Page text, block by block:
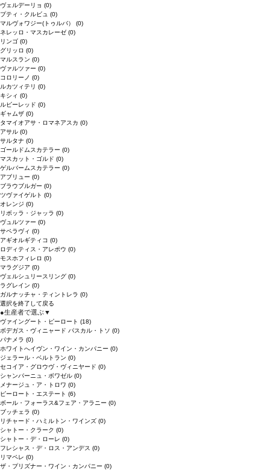
ヴェルデーリョ (0)
プティ・クルビュ (0)
マルヴォワジー(トゥルバ） (0)
ネレッロ・マスカレーゼ (0)
リンゴ (0)
グリッロ (0)
マルスラン (0)
ヴァルツァー (0)
コロリーノ (0)
ルカツィテリ (0)
キシィ (0)
ルビーレッド (0)
ギャムザ (0)
タマイオアサ・ロマネアスカ (0)
アサル (0)
サルタナ (0)
ゴールドムスカテラー (0)
マスカット・ゴルド (0)
ゲルバームスカテラー (0)
アブリュー (0)
ブラウブルガー (0)
ツヴァイゲルト (0)
オレンジ (0)
リボッラ・ジャッラ (0)
ヴュルツァー (0)
サペラヴィ (0)
アギオルギティコ (0)
ロディティス・アレポウ (0)
モスホフィレロ (0)
マラグジア (0)
ヴェルシュリースリング (0)
ラグレイン (0)
ガルナッチャ・ティントレラ (0)
選択を終了して戻る
●生産者で選ぶ▼
ヴァイングート・ピーロート (18)
ボデガス・ヴィニャード パスカル・トソ (0)
パナメラ (0)
ホワイトへイヴン・ワイン・カンパニー (0)
ジェラール・ベルトラン (0)
セコイア・グロウヴ・ヴィニヤード (0)
シャンパーニュ・ボワゼル (0)
メナージュ・ア・トロワ (0)
ピーロート・エステート (6)
ボール・フォーラス&フェア・アラニー (0)
ブッチェラ (0)
リチャード・ハミルトン・ワインズ (0)
シャトー・クラーク (0)
シャトー・デ・ローレ (0)
フレシャス・デ・ロス・アンデス (0)
リマペレ (0)
ザ・プリズナー・ワイン・カンパニー (0)